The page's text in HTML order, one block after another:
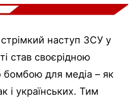
наступ ЗСУ у
став своєрідною
бомбою для медіа – як
і українських. Тим